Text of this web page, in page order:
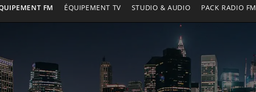
FM ÉQUIPEMENT TV STUDIO & AUDIO PACK RADIO FM